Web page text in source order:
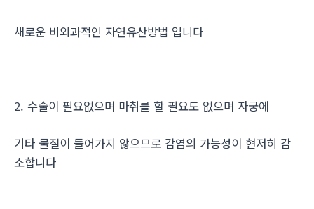
새로운 비외과적인 자연유산방법 입니다
2. 수술이 필요없으며 마취를 할 필요도 없으며 자궁에
기타 물질이 들어가지 않으므로 감염의 가능성이 현저히 감
소합니다